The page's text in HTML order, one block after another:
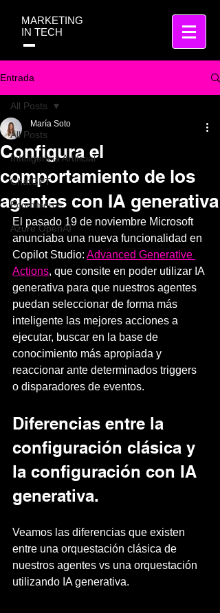
MARKETING
IN TECH
Entrada
All Posts
Inteligencia Artificial
ChatGPT
Ecommerce
Azure OpenAI
All Posts
Configura el
comportamiento de los
agentes con IA generativa
María Soto
El pasado 19 de noviembre Microsoft
anunciaba una nueva funcionalidad en
Copilot Studio: Advanced Generative
Actions, que consite en poder utilizar IA
generativa para que nuestros agentes
puedan seleccionar de forma más
inteligente las mejores acciones a
ejecutar, buscar en la base de
conocimiento más apropiada y
reaccionar ante determinados triggers
o disparadores de eventos.
Diferencias entre la
configuración clásica y
la configuración con IA
generativa.
Veamos las diferencias que existen
entre una orquestación clásica de
nuestros agentes vs una orquestación
utilizando IA generativa.